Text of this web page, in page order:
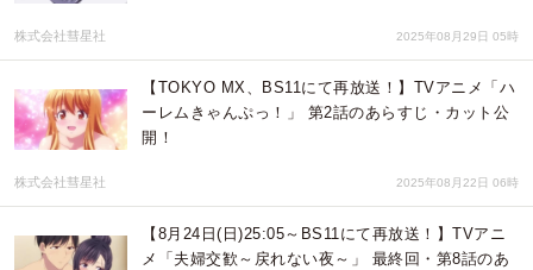
株式会社彗星社 2025年08月29日 05時
【TOKYO MX、BS11にて再放送！】TVアニメ「ハ
ーレムきゃんぷっ！」 第2話のあらすじ・カット公
開！
株式会社彗星社 2025年08月22日 06時
【8月24日(日)25:05～BS11にて再放送！】TVアニ
メ「夫婦交歓～戻れない夜～」 最終回・第8話のあ